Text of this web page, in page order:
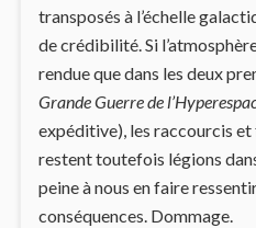
pas si épique, Ulic est
Nomi. Suite à cela, il
instantanément, reprend
Jedi, et les conduit sur
Kun…
Un retournement
Peut-être s’explique-t-il
transposés à l’échelle
de crédibilité. Si
rendue que dans les deux
Grande Guerre de
expéditive), les raccourcis
restent toutefois légions
peine à nous en faire
conséquences. Dommage.